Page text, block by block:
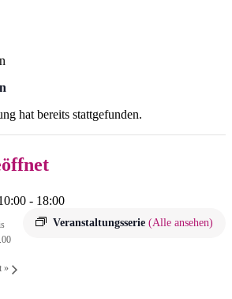
hat bereits stattgefunden.
- 18:00
Veranstaltungsserie (Alle ansehen)
»